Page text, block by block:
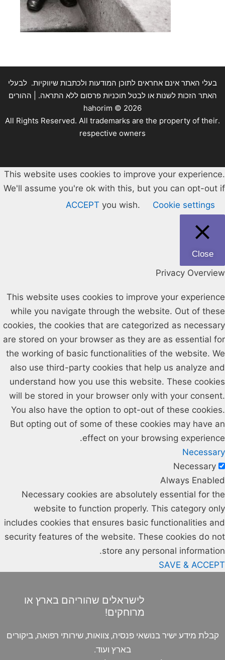
בעלי האתר אינם אחראים לתוכן המודעות ולכתבות שיווקיות. לבעלי
האתר הזכות לשנות או לבטל תוכניות פרסום ללא התראה. | ההורים
hahorim © 2026
.All Rights Reserved. All trademarks are the property of their
respective owners
This website uses cookies to improve your experience.
We'll assume you're ok with this, but you can opt-out if
you wish.
Cookie settings
ACCEPT
Close
Privacy Overview
This website uses cookies to improve your experience
while you navigate through the website. Out of these
cookies, the cookies that are categorized as necessary
are stored on your browser as they are as essential for
the working of basic functionalities of the website. We
also use third-party cookies that help us analyze and
understand how you use this website. These cookies
will be stored in your browser only with your consent.
You also have the option to opt-out of these cookies.
But opting out of some of these cookies may have an
effect on your browsing experience.
Necessary
Necessary
Always Enabled
Necessary cookies are absolutely essential for the
website to function properly. This category only
includes cookies that ensures basic functionalities and
security features of the website. These cookies do not
store any personal information.
SAVE & ACCEPT
לישראלים שהוריהם בארץ או
מרוחקים!
קבלת מידע ישיר בנושאי פנסיה, צוואות, שירותי רפואה, ביקורים
בארץ ועוד.